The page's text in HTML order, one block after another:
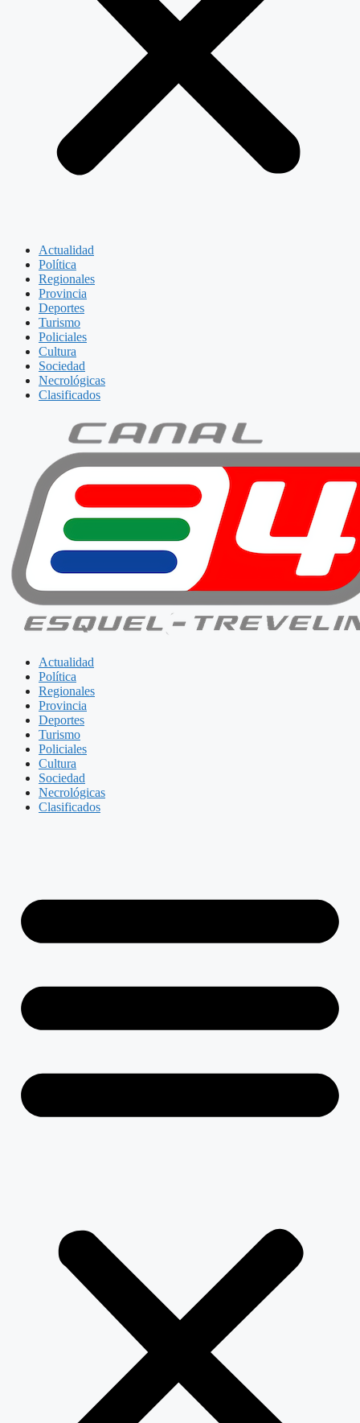
Actualidad
Política
Regionales
Provincia
Deportes
Turismo
Policiales
Cultura
Sociedad
Necrológicas
Clasificados
Actualidad
Política
Regionales
Provincia
Deportes
Turismo
Policiales
Cultura
Sociedad
Necrológicas
Clasificados